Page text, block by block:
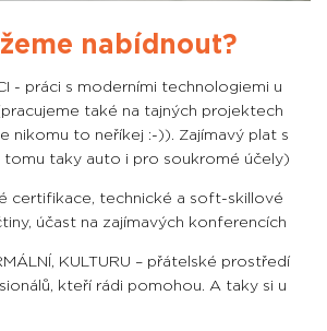
nabídnout?
- práci s moderními technologiemi u
také na tajných projektech
nikomu to neříkej :-)). Zajímavý plat s
tomu taky auto i pro soukromé účely)
certifikace, technické a soft-skillové
účast na zajímavých konferencích
KULTURU – přátelské prostředí
kteří rádi pomohou. A taky si u